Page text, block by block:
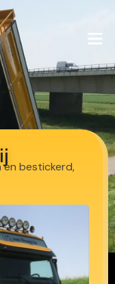
en bestickerd,